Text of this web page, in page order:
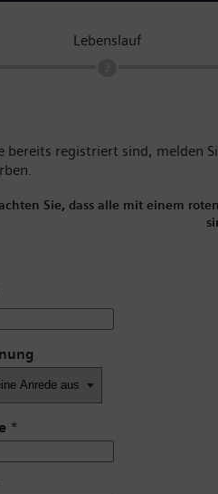
Lebenslauf
bereits registriert sind, melden
Sie, dass alle mit einem
*